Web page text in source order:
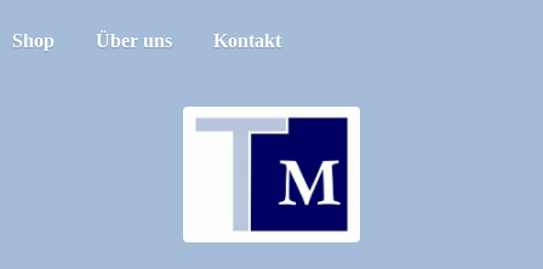
Shop Über uns Kontakt